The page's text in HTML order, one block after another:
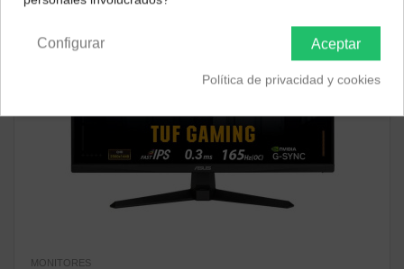
MONITORES
Aceptar
Configurar
Política de privacidad y cookies